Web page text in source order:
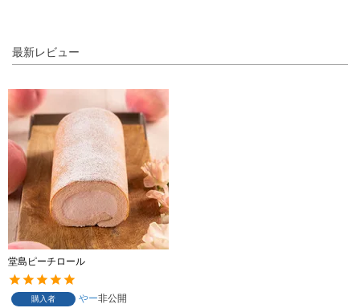
最新レビュー
堂島ピーチロール
購入者 やー非公開